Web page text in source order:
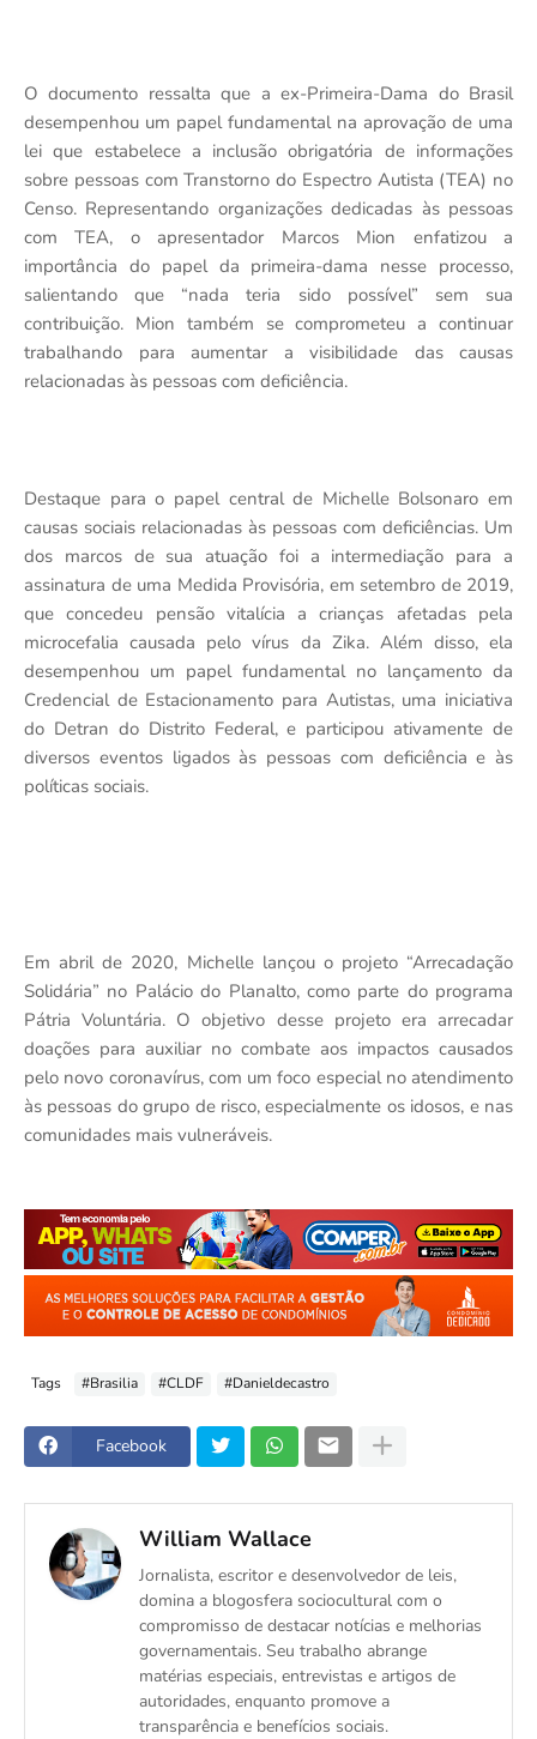
O documento ressalta que a ex-Primeira-Dama do Brasil
desempenhou um papel fundamental na aprovação de uma
lei que estabelece a inclusão obrigatória de informações
sobre pessoas com Transtorno do Espectro Autista (TEA) no
Censo. Representando organizações dedicadas às pessoas
com TEA, o apresentador Marcos Mion enfatizou a
importância do papel da primeira-dama nesse processo,
salientando que “nada teria sido possível” sem sua
contribuição. Mion também se comprometeu a continuar
trabalhando para aumentar a visibilidade das causas
relacionadas às pessoas com deficiência.
Destaque para o papel central de Michelle Bolsonaro em
causas sociais relacionadas às pessoas com deficiências. Um
dos marcos de sua atuação foi a intermediação para a
assinatura de uma Medida Provisória, em setembro de 2019,
que concedeu pensão vitalícia a crianças afetadas pela
microcefalia causada pelo vírus da Zika. Além disso, ela
desempenhou um papel fundamental no lançamento da
Credencial de Estacionamento para Autistas, uma iniciativa
do Detran do Distrito Federal, e participou ativamente de
diversos eventos ligados às pessoas com deficiência e às
políticas sociais.
Em abril de 2020, Michelle lançou o projeto “Arrecadação
Solidária” no Palácio do Planalto, como parte do programa
Pátria Voluntária. O objetivo desse projeto era arrecadar
doações para auxiliar no combate aos impactos causados
pelo novo coronavírus, com um foco especial no atendimento
às pessoas do grupo de risco, especialmente os idosos, e nas
comunidades mais vulneráveis.
Tags #Brasilia #CLDF #Danieldecastro
Facebook
William Wallace
Jornalista, escritor e desenvolvedor de leis,
domina a blogosfera sociocultural com o
compromisso de destacar notícias e melhorias
governamentais. Seu trabalho abrange
matérias especiais, entrevistas e artigos de
autoridades, enquanto promove a
transparência e benefícios sociais.